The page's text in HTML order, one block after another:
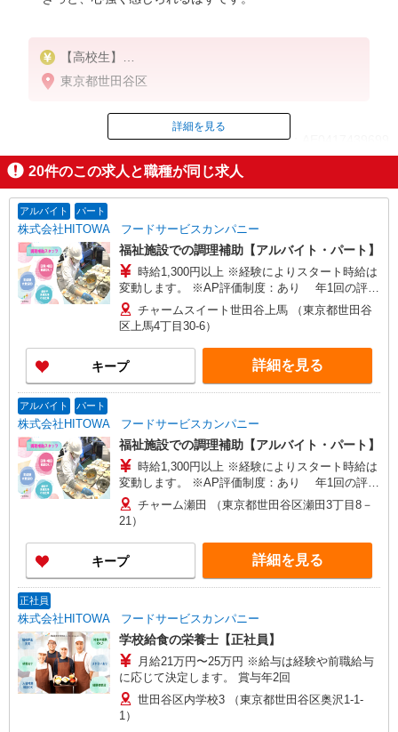
【高校生】
時給1300円〜
【学生・フリーター】
9:00〜24:00／時給1350円〜
※閉店作業含む、作業により終了時間は前後する場
合有
※22:00以降は時給25％UP
◆プレオープンから2ヶ月間基本給より＋200円UP※
研修中は除く
◆土・日・祝日は時給50円UP
※研修時間（50h）は時給1226円
東京都世田谷区
ID：AE0417439699
掲載期間終了
詳細を見る
20件のこの求人と職種が同じ求人
アルバイト パート
株式会社HITOWA フードサービスカンパニー
福祉施設での調理補助【アルバイト・パート】
時給1,300円以上 ※経験によりスタート時給は
変動します。 ※AP評価制度：あり 年1回の評価
により時給を見直します。 ※アルバイト賞与（寸
志）：あり 年2回。勤続年数により金額UP。
チャームスイート世田谷上馬 （東京都世田谷
区上馬4丁目30-6）
キープ 詳細を見る
アルバイト パート
株式会社HITOWA フードサービスカンパニー
福祉施設での調理補助【アルバイト・パート】
時給1,300円以上 ※経験によりスタート時給は
変動します。 ※AP評価制度：あり 年1回の評価
により時給を見直します。 ※アルバイト賞与（寸
志）：あり 年2回。勤続年数により金額UP。
チャーム瀬田 （東京都世田谷区瀬田3丁目8－
21）
キープ 詳細を見る
正社員
株式会社HITOWA フードサービスカンパニー
学校給食の栄養士【正社員】
月給21万円〜25万円 ※給与は経験や前職給与
に応じて決定します。 賞与年2回
世田谷区内学校3 （東京都世田谷区奥沢1-1-
1）